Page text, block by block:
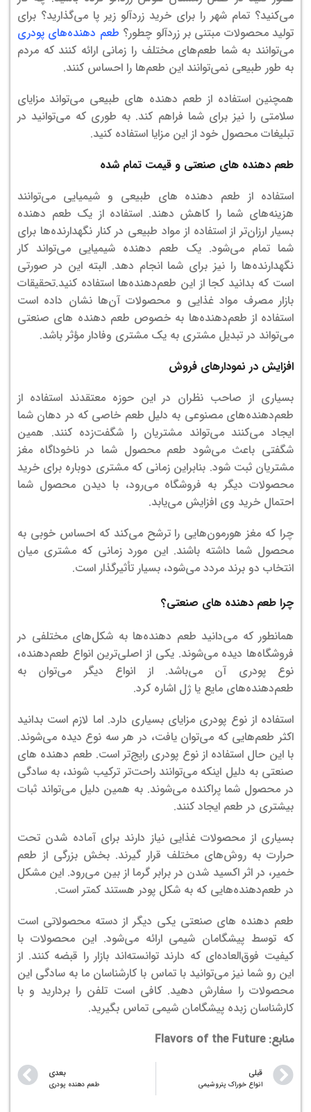
می‌کنید؟ تمام شهر را برای خرید زردآلو زیر پا می‌گذارید؟ برای
تولید محصولات مبتنی بر زردآلو چطور؟ طعم دهنده‌های پودری
می‌توانند به شما طعم‌های مختلف را زمانی ارائه کنند که مردم
به طور طبیعی نمی‌توانند این طعم‌ها را احساس کنند.
همچنین استفاده از طعم دهنده های طبیعی می‌تواند مزایای
سلامتی را نیز برای شما فراهم کند. به طوری که می‌توانید در
تبلیغات محصول خود از این مزایا استفاده کنید.
طعم دهنده های صنعتی و قیمت تمام شده
استفاده از طعم دهنده های طبیعی و شیمیایی می‌توانند
هزینه‌های شما را کاهش دهند. استفاده از یک طعم دهنده
بسیار ارزان‌تر از استفاده از مواد طبیعی در کنار نگهدارنده‌ها برای
شما تمام می‌شود. یک طعم دهنده شیمیایی می‌تواند کار
نگهدارنده‌ها را نیز برای شما انجام دهد. البته این در صورتی
است که بدانید کجا از این طعم‌دهنده‌ها استفاده کنید.تحقیقات
بازار مصرف مواد غذایی و محصولات آن‌ها نشان داده است
استفاده از طعم‌دهنده‌ها به خصوص طعم دهنده های صنعتی
می‌تواند در تبدیل مشتری به یک مشتری وفادار مؤثر باشد.
افزایش در نمودارهای فروش
بسیاری از صاحب نظران در این حوزه معتقدند استفاده از
طعم‌دهنده‌های مصنوعی به دلیل طعم خاصی که در دهان شما
ایجاد می‌کنند می‌تواند مشتریان را شگفت‌زده کنند. همین
شگفتی باعث می‌شود طعم محصول شما در ناخوداگاه مغز
مشتریان ثبت شود. بنابراین زمانی که مشتری دوباره برای خرید
محصولات دیگر به فروشگاه می‌رود، با دیدن محصول شما
احتمال خرید وی افزایش می‌یابد.
چرا که مغز هورمون‌هایی را ترشح می‌کند که احساس خوبی به
محصول شما داشته باشند. این مورد زمانی که مشتری میان
انتخاب دو برند مردد می‌شود، بسیار تأثیرگذار است.
چرا طعم دهنده های صنعتی؟
همانطور که می‌دانید طعم دهنده‌ها به شکل‌های مختلفی در
فروشگاه‌ها دیده می‌شوند. یکی از اصلی‌ترین انواع طعم‌دهنده،
نوع پودری آن می‌باشد. از انواع دیگر می‌توان به
طعم‌دهنده‌های مایع یا ژل اشاره کرد.
استفاده از نوع پودری مزایای بسیاری دارد. اما لازم است بدانید
اکثر طعم‌هایی که می‌توان یافت، در هر سه نوع دیده می‌شوند.
با این حال استفاده از نوع پودری رایج‌تر است. طعم دهنده های
صنعتی به دلیل اینکه می‌توانند راحت‌تر ترکیب شوند، به سادگی
در محصول شما پراکنده می‌شوند. به همین دلیل می‌تواند ثبات
بیشتری در طعم ایجاد کنند.
بسیاری از محصولات غذایی نیاز دارند برای آماده شدن تحت
حرارت به روش‌های مختلف قرار گیرند. بخش بزرگی از طعم
خمیر، در اثر اکسید شدن در برابر گرما از بین می‌رود. این مشکل
در طعم‌دهنده‌هایی که به شکل پودر هستند کمتر است.
طعم دهنده های صنعتی یکی دیگر از دسته محصولاتی است
که توسط پیشگامان شیمی ارائه می‌شود. این محصولات با
کیفیت فوق‌العاده‌‌ای که دارند توانسته‌‌اند بازار را قبضه کنند. از
این رو شما نیز می‌توانید با تماس با کارشناسان ما به سادگی این
محصولات را سفارش دهید. کافی است تلفن را بردارید و با
کارشناسان زبده پیشگامان شیمی تماس بگیرید.
منابع: Flavors of the Future
قبلی
انواع خوراک پتروشیمی
بعدی
طعم دهنده پودری